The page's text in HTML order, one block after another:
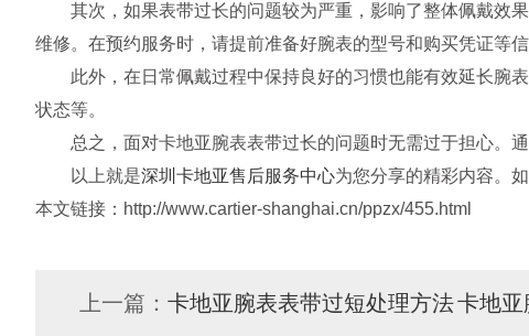
其次，如果表带过长的问题较为严重，影响了整体佩戴效果
维修。在预约服务时，请提前准备好腕表的型号和购买凭证等
此外，在日常佩戴过程中保持良好的习惯也能有效延长腕表
状态等。
总之，面对卡地亚腕表表带过长的问题时无需过于担心。通
以上就是深圳卡地亚售后服务中心为您分享的精彩内容。
本文链接：http://www.cartier-shanghai.cn/ppzx/455.html
上一篇： 卡地亚腕表表带过短处理方法卡地亚